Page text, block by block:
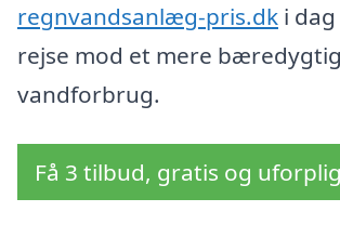
regnvandsanlæg-pris.dk i
rejse mod et mere
vandforbrug.
Få 3 tilbud, gratis og